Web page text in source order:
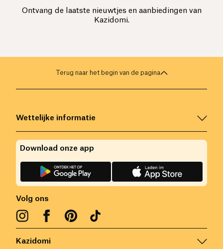
Ontvang de laatste nieuwtjes en aanbiedingen van
Kazidomi.
Terug naar het begin van de pagina
Kazidomi
Wettelijke informatie
Volg ons
Download onze app